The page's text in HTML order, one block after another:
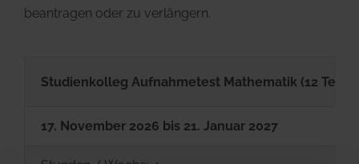
beantragen oder zu verlängern.
Studienkolleg Aufnahmetest Mathematik (12
17. November 2026 bis 21. Januar 2027